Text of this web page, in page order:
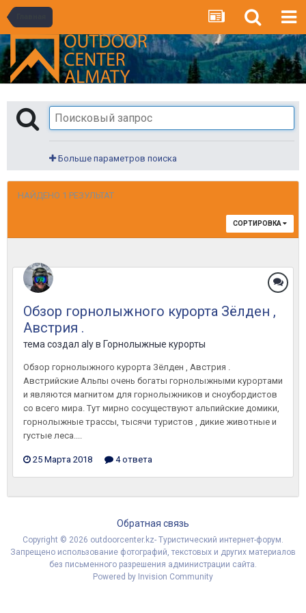
Больше параметров поиска
НАЙДЕНО 1 РЕЗУЛЬТАТ
СОРТИРОВКА
Обзор горнолыжного курорта Зёлден ,
Австрия .
тема создал alyв Горнолыжные курорты
Обзор горнолыжного курорта Зёлден , Австрия .
Австрийские Альпы очень богаты горнолыжными курортами
и являются магнитом для горнолыжников и сноубордистов
со всего мира. Тут мирно сосуществуют альпийские домики,
горнолыжные трассы, тысячи туристов , дикие животные и
густые леса....
25 Марта 2018 4 ответа
Обратная связь
Copyright © 2026 outdoorcenter.kz- Туристический интернет-форум.
Запрещено использование фотографий, текстовых и других материалов
без письменного разрешения администрации сайта.
Powered by Invision Community